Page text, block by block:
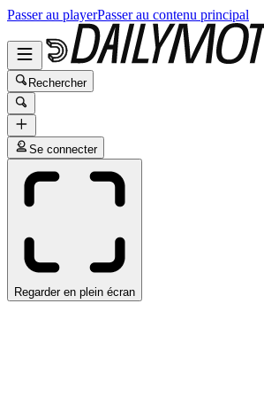
Passer au playerPasser au contenu principal
Rechercher
Se connecter
Regarder en plein écran